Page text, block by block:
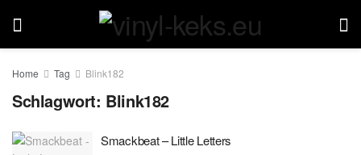
Home Tag Blink182
Schlagwort: Blink182
Smackbeat – Little Letters